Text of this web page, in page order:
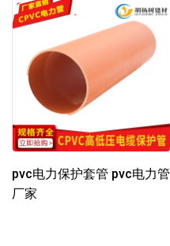
pvc电力保护套管 pvc电力管
厂家